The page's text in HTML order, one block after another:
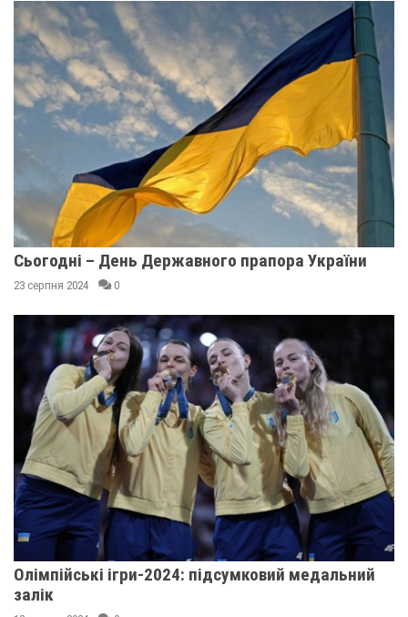
Сьогодні – День Державного прапора України
23 серпня 2024 0
Олімпійські ігри-2024: підсумковий медальний
залік